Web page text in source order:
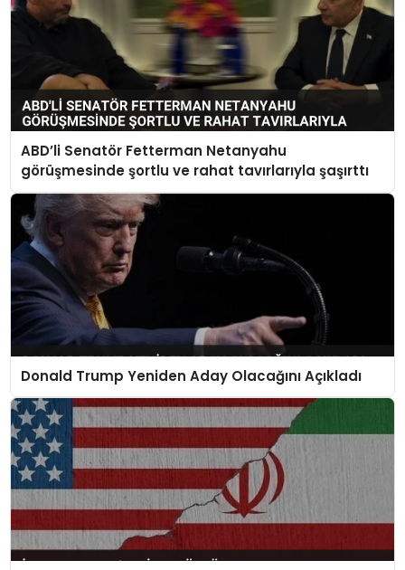
ABD’li Senatör Fetterman Netanyahu
görüşmesinde şortlu ve rahat tavırlarıyla şaşırttı
Donald Trump Yeniden Aday Olacağını Açıkladı